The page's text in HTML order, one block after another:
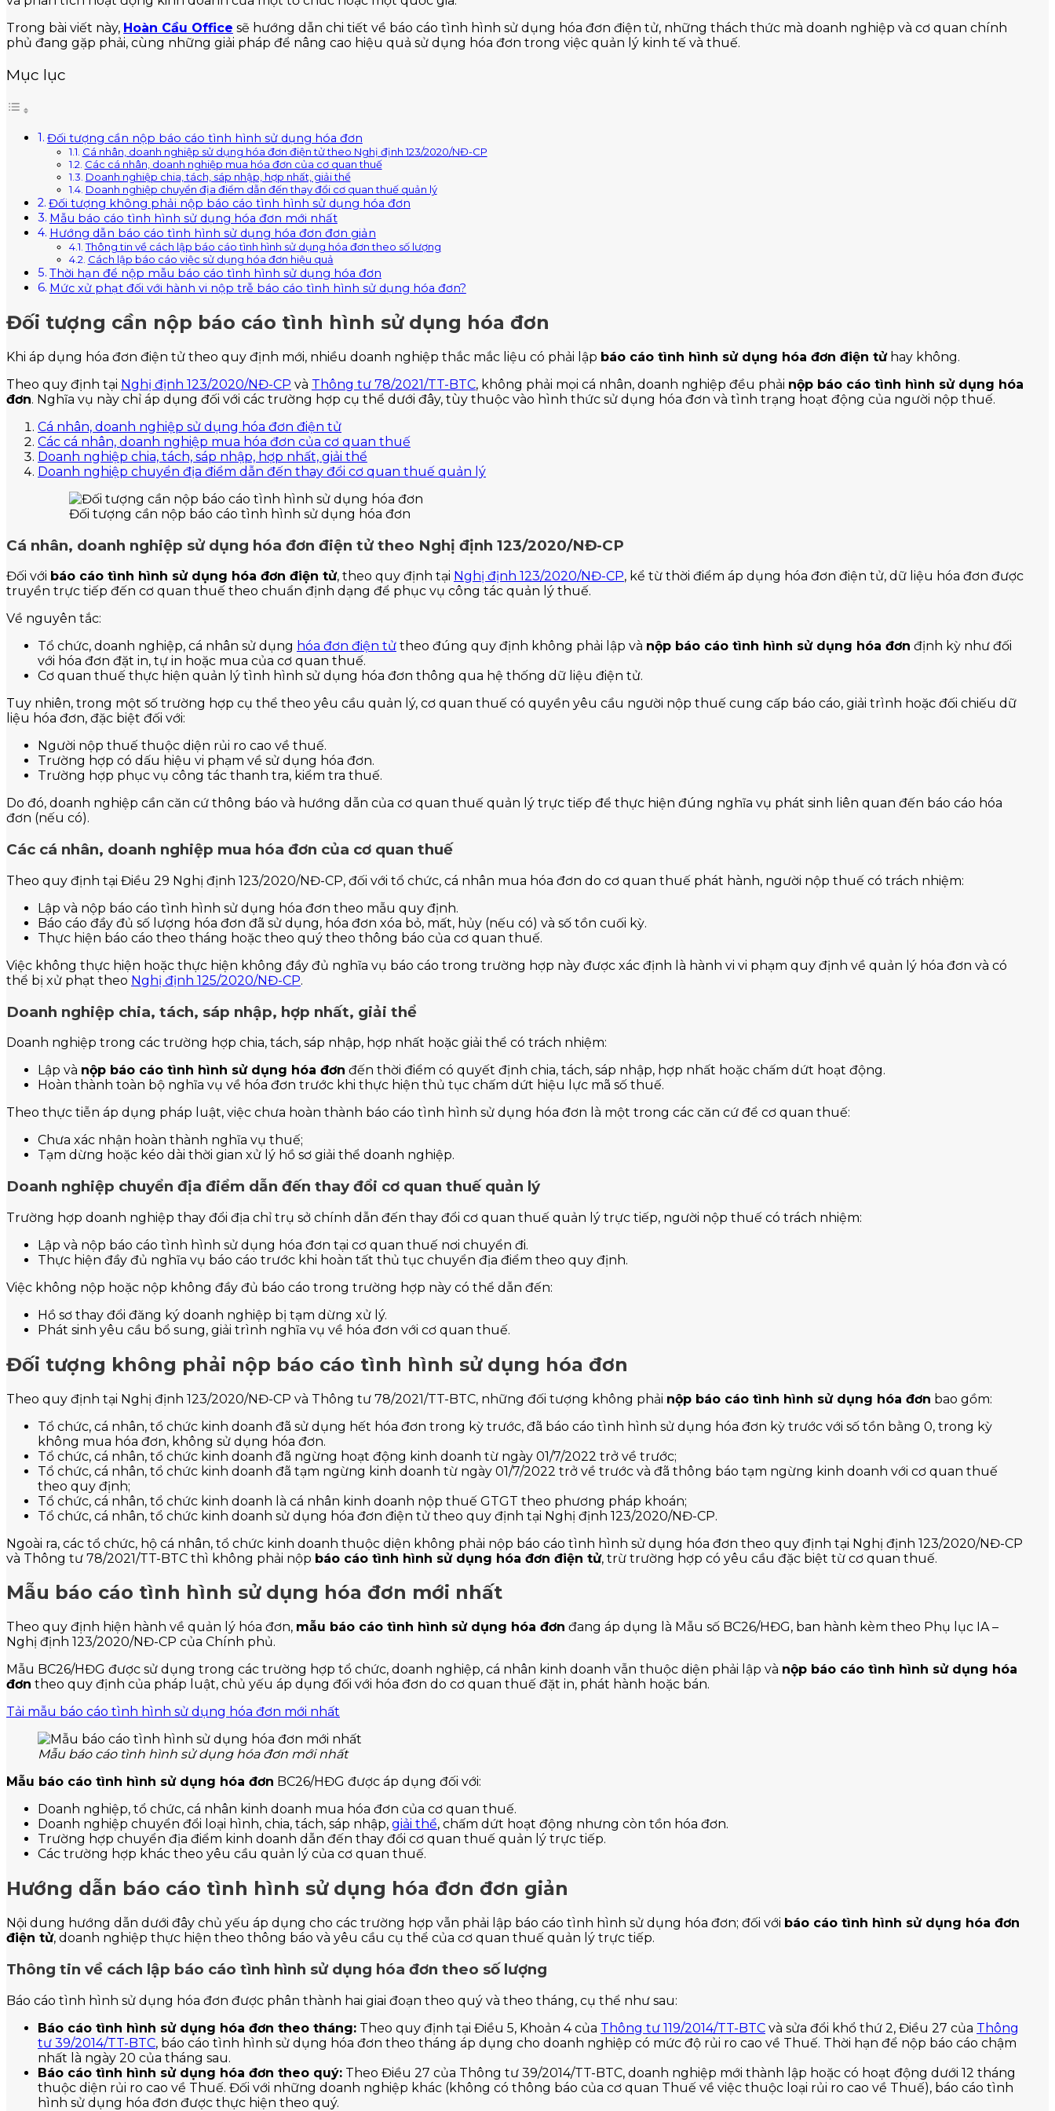
Trong bài viết này, Hoàn Cầu Office sẽ hướng dẫn chi tiết về báo cáo tình hình sử dụng hóa đơn điện tử, những thách thức mà doanh nghiệp và cơ quan chính
phủ đang gặp phải, cùng những giải pháp để nâng cao hiệu quả sử dụng hóa đơn trong việc quản lý kinh tế và thuế.
Mục lục
Đối tượng cần nộp báo cáo tình hình sử dụng hóa đơn
Cá nhân, doanh nghiệp sử dụng hóa đơn điện tử theo Nghị định 123/2020/NĐ-CP
Các cá nhân, doanh nghiệp mua hóa đơn của cơ quan thuế
Doanh nghiệp chia, tách, sáp nhập, hợp nhất, giải thể
Doanh nghiệp chuyển địa điểm dẫn đến thay đổi cơ quan thuế quản lý
Đối tượng không phải nộp báo cáo tình hình sử dụng hóa đơn
Mẫu báo cáo tình hình sử dụng hóa đơn mới nhất
Hướng dẫn báo cáo tình hình sử dụng hóa đơn đơn giản
Thông tin về cách lập báo cáo tình hình sử dụng hóa đơn theo số lượng
Cách lập báo cáo việc sử dụng hóa đơn hiệu quả
Thời hạn để nộp mẫu báo cáo tình hình sử dụng hóa đơn
Mức xử phạt đối với hành vi nộp trễ báo cáo tình hình sử dụng hóa đơn?
Đối tượng cần nộp báo cáo tình hình sử dụng hóa đơn
Khi áp dụng hóa đơn điện tử theo quy định mới, nhiều doanh nghiệp thắc mắc liệu có phải lập báo cáo tình hình sử dụng hóa đơn điện tửhay không.
Theo quy định tại Nghị định 123/2020/NĐ-CP và Thông tư 78/2021/TT-BTC, không phải mọi cá nhân, doanh nghiệp đều phải nộp báo cáo tình hình sử dụng hóa
đơn. Nghĩa vụ này chỉ áp dụng đối với các trường hợp cụ thể dưới đây, tùy thuộc vào hình thức sử dụng hóa đơn và tình trạng hoạt động của người nộp thuế.
Cá nhân, doanh nghiệp sử dụng hóa đơn điện tử
Các cá nhân, doanh nghiệp mua hóa đơn của cơ quan thuế
Doanh nghiệp chia, tách, sáp nhập, hợp nhất, giải thể
Doanh nghiệp chuyển địa điểm dẫn đến thay đổi cơ quan thuế quản lý
Đối tượng cần nộp báo cáo tình hình sử dụng hóa đơn
Cá nhân, doanh nghiệp sử dụng hóa đơn điện tử theo Nghị định 123/2020/NĐ-CP
Đối với báo cáo tình hình sử dụng hóa đơn điện tử, theo quy định tại Nghị định 123/2020/NĐ-CP, kể từ thời điểm áp dụng hóa đơn điện tử, dữ liệu hóa đơn được
truyền trực tiếp đến cơ quan thuế theo chuẩn định dạng để phục vụ công tác quản lý thuế.
Về nguyên tắc:
Tổ chức, doanh nghiệp, cá nhân sử dụng hóa đơn điện tử theo đúng quy định không phải lập và nộp báo cáo tình hình sử dụng hóa đơn định kỳ như đối
với hóa đơn đặt in, tự in hoặc mua của cơ quan thuế.
Cơ quan thuế thực hiện quản lý tình hình sử dụng hóa đơn thông qua hệ thống dữ liệu điện tử.
Tuy nhiên, trong một số trường hợp cụ thể theo yêu cầu quản lý, cơ quan thuế có quyền yêu cầu người nộp thuế cung cấp báo cáo, giải trình hoặc đối chiếu dữ
liệu hóa đơn, đặc biệt đối với:
Người nộp thuế thuộc diện rủi ro cao về thuế.
Trường hợp có dấu hiệu vi phạm về sử dụng hóa đơn.
Trường hợp phục vụ công tác thanh tra, kiểm tra thuế.
Do đó, doanh nghiệp cần căn cứ thông báo và hướng dẫn của cơ quan thuế quản lý trực tiếp để thực hiện đúng nghĩa vụ phát sinh liên quan đến báo cáo hóa
đơn (nếu có).
Các cá nhân, doanh nghiệp mua hóa đơn của cơ quan thuế
Theo quy định tại Điều 29 Nghị định 123/2020/NĐ-CP, đối với tổ chức, cá nhân mua hóa đơn do cơ quan thuế phát hành, người nộp thuế có trách nhiệm:
Lập và nộp báo cáo tình hình sử dụng hóa đơn theo mẫu quy định.
Báo cáo đầy đủ số lượng hóa đơn đã sử dụng, hóa đơn xóa bỏ, mất, hủy (nếu có) và số tồn cuối kỳ.
Thực hiện báo cáo theo tháng hoặc theo quý theo thông báo của cơ quan thuế.
Việc không thực hiện hoặc thực hiện không đầy đủ nghĩa vụ báo cáo trong trường hợp này được xác định là hành vi vi phạm quy định về quản lý hóa đơn và có
thể bị xử phạt theo Nghị định 125/2020/NĐ-CP.
Doanh nghiệp chia, tách, sáp nhập, hợp nhất, giải thể
Doanh nghiệp trong các trường hợp chia, tách, sáp nhập, hợp nhất hoặc giải thể có trách nhiệm:
Lập và nộp báo cáo tình hình sử dụng hóa đơn đến thời điểm có quyết định chia, tách, sáp nhập, hợp nhất hoặc chấm dứt hoạt động.
Hoàn thành toàn bộ nghĩa vụ về hóa đơn trước khi thực hiện thủ tục chấm dứt hiệu lực mã số thuế.
Theo thực tiễn áp dụng pháp luật, việc chưa hoàn thành báo cáo tình hình sử dụng hóa đơn là một trong các căn cứ để cơ quan thuế:
Chưa xác nhận hoàn thành nghĩa vụ thuế;
Tạm dừng hoặc kéo dài thời gian xử lý hồ sơ giải thể doanh nghiệp.
Doanh nghiệp chuyển địa điểm dẫn đến thay đổi cơ quan thuế quản lý
Trường hợp doanh nghiệp thay đổi địa chỉ trụ sở chính dẫn đến thay đổi cơ quan thuế quản lý trực tiếp, người nộp thuế có trách nhiệm:
Lập và nộp báo cáo tình hình sử dụng hóa đơn tại cơ quan thuế nơi chuyển đi.
Thực hiện đầy đủ nghĩa vụ báo cáo trước khi hoàn tất thủ tục chuyển địa điểm theo quy định.
Việc không nộp hoặc nộp không đầy đủ báo cáo trong trường hợp này có thể dẫn đến:
Hồ sơ thay đổi đăng ký doanh nghiệp bị tạm dừng xử lý.
Phát sinh yêu cầu bổ sung, giải trình nghĩa vụ về hóa đơn với cơ quan thuế.
Đối tượng không phải nộp báo cáo tình hình sử dụng hóa đơn
Theo quy định tại Nghị định 123/2020/NĐ-CP và Thông tư 78/2021/TT-BTC, những đối tượng không phải nộp báo cáo tình hình sử dụng hóa đơn bao gồm:
Tổ chức, cá nhân, tổ chức kinh doanh đã sử dụng hết hóa đơn trong kỳ trước, đã báo cáo tình hình sử dụng hóa đơn kỳ trước với số tồn bằng 0, trong kỳ
không mua hóa đơn, không sử dụng hóa đơn.
Tổ chức, cá nhân, tổ chức kinh doanh đã ngừng hoạt động kinh doanh từ ngày 01/7/2022 trở về trước;
Tổ chức, cá nhân, tổ chức kinh doanh đã tạm ngừng kinh doanh từ ngày 01/7/2022 trở về trước và đã thông báo tạm ngừng kinh doanh với cơ quan thuế
theo quy định;
Tổ chức, cá nhân, tổ chức kinh doanh là cá nhân kinh doanh nộp thuế GTGT theo phương pháp khoán;
Tổ chức, cá nhân, tổ chức kinh doanh sử dụng hóa đơn điện tử theo quy định tại Nghị định 123/2020/NĐ-CP.
Ngoài ra, các tổ chức, hộ cá nhân, tổ chức kinh doanh thuộc diện không phải nộp báo cáo tình hình sử dụng hóa đơn theo quy định tại Nghị định 123/2020/NĐ-CP
và Thông tư 78/2021/TT-BTC thì không phải nộp báo cáo tình hình sử dụng hóa đơn điện tử, trừ trường hợp có yêu cầu đặc biệt từ cơ quan thuế.
Mẫu báo cáo tình hình sử dụng hóa đơn mới nhất
Theo quy định hiện hành về quản lý hóa đơn, mẫu báo cáo tình hình sử dụng hóa đơn đang áp dụng là Mẫu số BC26/HĐG, ban hành kèm theo Phụ lục IA –
Nghị định 123/2020/NĐ-CP của Chính phủ.
Mẫu BC26/HĐG được sử dụng trong các trường hợp tổ chức, doanh nghiệp, cá nhân kinh doanh vẫn thuộc diện phải lập và nộp báo cáo tình hình sử dụng hóa
đơn theo quy định của pháp luật, chủ yếu áp dụng đối với hóa đơn do cơ quan thuế đặt in, phát hành hoặc bán.
Tải mẫu báo cáo tình hình sử dụng hóa đơn mới nhất
Mẫu báo cáo tình hình sử dụng hóa đơn mới nhất
Mẫu báo cáo tình hình sử dụng hóa đơn BC26/HĐG được áp dụng đối với:
Doanh nghiệp, tổ chức, cá nhân kinh doanh mua hóa đơn của cơ quan thuế.
Doanh nghiệp chuyển đổi loại hình, chia, tách, sáp nhập, giải thể, chấm dứt hoạt động nhưng còn tồn hóa đơn.
Trường hợp chuyển địa điểm kinh doanh dẫn đến thay đổi cơ quan thuế quản lý trực tiếp.
Các trường hợp khác theo yêu cầu quản lý của cơ quan thuế.
Hướng dẫn báo cáo tình hình sử dụng hóa đơn đơn giản
Nội dung hướng dẫn dưới đây chủ yếu áp dụng cho các trường hợp vẫn phải lập báo cáo tình hình sử dụng hóa đơn; đối với báo cáo tình hình sử dụng hóa đơn
điện tử, doanh nghiệp thực hiện theo thông báo và yêu cầu cụ thể của cơ quan thuế quản lý trực tiếp.
Thông tin về cách lập báo cáo tình hình sử dụng hóa đơn theo số lượng
Báo cáo tình hình sử dụng hóa đơn được phân thành hai giai đoạn theo quý và theo tháng, cụ thể như sau:
Báo cáo tình hình sử dụng hóa đơn theo tháng: Theo quy định tại Điều 5, Khoản 4 của Thông tư 119/2014/TT-BTC và sửa đổi khổ thứ 2, Điều 27 của Thông
tư 39/2014/TT-BTC, báo cáo tình hình sử dụng hóa đơn theo tháng áp dụng cho doanh nghiệp có mức độ rủi ro cao về Thuế. Thời hạn để nộp báo cáo chậm
nhất là ngày 20 của tháng sau.
Báo cáo tình hình sử dụng hóa đơn theo quý: Theo Điều 27 của Thông tư 39/2014/TT-BTC, doanh nghiệp mới thành lập hoặc có hoạt động dưới 12 tháng
thuộc diện rủi ro cao về Thuế. Đối với những doanh nghiệp khác (không có thông báo của cơ quan Thuế về việc thuộc loại rủi ro cao về Thuế), báo cáo tình
hình sử dụng hóa đơn được thực hiện theo quý.